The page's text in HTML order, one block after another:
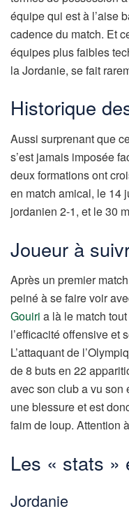
équipe qui est à l’aise
cadence du match. Et
équipes plus faibles
la Jordanie, se fait
Historique
Aussi surprenant que
s’est jamais imposée
deux formations ont
en match amical, le 14
jordanien 2-1, et le 30
Joueur à
Après un premier
peiné à se faire voir
Gouiri a là le match
l’efficacité offensive et
L’attaquant de
de 8 buts en 22
avec son club a vu son
une blessure et est
faim de loup. Attention
Les « stats »
Jordanie